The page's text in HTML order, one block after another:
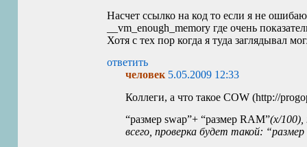
Насчет ссылко на код то если я не
__vm_enough_memory где очень
Хотя с тех пор когда я туда заглядывал
ответить
человек 5.05.2009 12:33
Коллеги, а что такоеCOW (http://
“размер swap”+ “размерRAM”(x/100),
всего, проверка будет такой: